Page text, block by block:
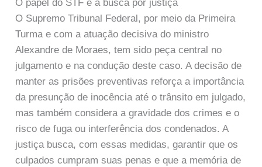
O papel do STF e a busca por justiça
O Supremo Tribunal Federal, por meio da Primeira
Turma e com a atuação decisiva do ministro
Alexandre de Moraes, tem sido peça central no
julgamento e na condução deste caso. A decisão de
manter as prisões preventivas reforça a importância
da presunção de inocência até o trânsito em julgado,
mas também considera a gravidade dos crimes e o
risco de fuga ou interferência dos condenados. A
justiça busca, com essas medidas, garantir que os
culpados cumpram suas penas e que a memória de